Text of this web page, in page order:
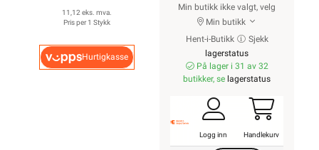
11,12 eks. mva.
Pris per 1 Stykk
Hurtigkasse
Min butikk ikke valgt, velg
Min butikk
Hent-i-Butikk
Sjekk
lagerstatus
På lager i 31 av 32
butikker, se lagerstatus
Logg inn Handlekurv